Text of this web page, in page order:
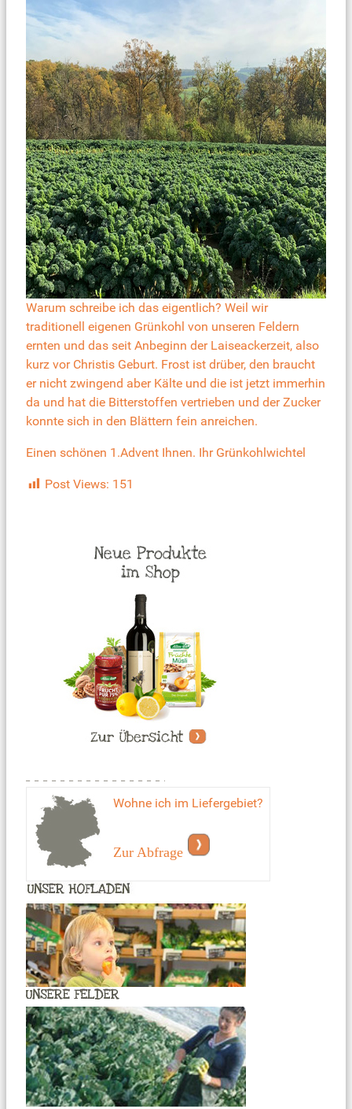
Warum schreibe ich das eigentlich? Weil wir
traditionell eigenen Grünkohl von unseren Feldern
ernten und das seit Anbeginn der Laiseackerzeit, also
kurz vor Christis Geburt. Frost ist drüber, den braucht
er nicht zwingend aber Kälte und die ist jetzt immerhin
da und hat die Bitterstoffen vertrieben und der Zucker
konnte sich in den Blättern fein anreichen.
Einen schönen 1.Advent Ihnen. Ihr Grünkohlwichtel
Post Views: 151
Wohne ich im Liefergebiet?
Zur Abfrage